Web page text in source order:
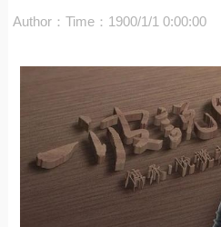
Author： Time：1900/1/1 0:00:00